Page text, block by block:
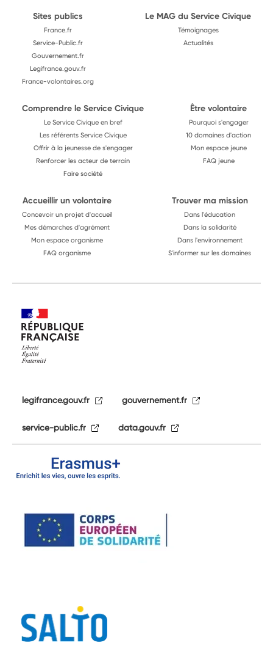
Sites publics
France.fr
Service-Public.fr
Gouvernement.fr
Legifrance.gouv.fr
France-volontaires.org
Le MAG du Service Civique
Témoignages
Actualités
Comprendre le Service Civique
Le Service Civique en bref
Les référents Service Civique
Offrir à la jeunesse de s'engager
Renforcer les acteur de terrain
Faire société
Être volontaire
Pourquoi s'engager
10 domaines d'action
Mon espace jeune
FAQ jeune
Accueillir un volontaire
Concevoir un projet d'accueil
Mes démarches d'agrément
Mon espace organisme
FAQ organisme
Trouver ma mission
Dans l'éducation
Dans la solidarité
Dans l'environnement
S'informer sur les domaines
legifrance.gouv.fr gouvernement.fr
service-public.fr data.gouv.fr